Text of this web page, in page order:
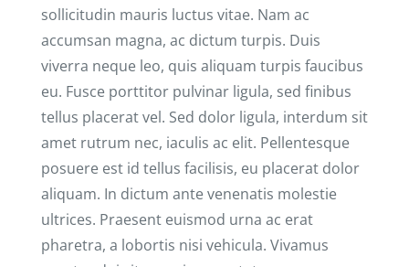
sollicitudin mauris luctus vitae. Nam ac
accumsan magna, ac dictum turpis. Duis
viverra neque leo, quis aliquam turpis faucibus
eu. Fusce porttitor pulvinar ligula, sed finibus
tellus placerat vel. Sed dolor ligula, interdum sit
amet rutrum nec, iaculis ac elit. Pellentesque
posuere est id tellus facilisis, eu placerat dolor
aliquam. In dictum ante venenatis molestie
ultrices. Praesent euismod urna ac erat
pharetra, a lobortis nisi vehicula. Vivamus